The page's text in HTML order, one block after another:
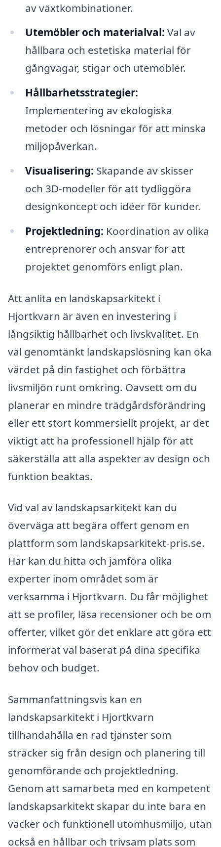
av växtkombinationer.
Utemöbler och materialval: Val av
hållbara och estetiska material för
gångvägar, stigar och utemöbler.
Hållbarhetsstrategier:
Implementering av ekologiska
metoder och lösningar för att minska
miljöpåverkan.
Visualisering: Skapande av skisser
och 3D-modeller för att tydliggöra
designkoncept och idéer för kunder.
Projektledning: Koordination av olika
entreprenörer och ansvar för att
projektet genomförs enligt plan.
Att anlita en landskapsarkitekt i
Hjortkvarn är även en investering i
långsiktig hållbarhet och livskvalitet. En
väl genomtänkt landskapslösning kan öka
värdet på din fastighet och förbättra
livsmiljön runt omkring. Oavsett om du
planerar en mindre trädgårdsförändring
eller ett stort kommersiellt projekt, är det
viktigt att ha professionell hjälp för att
säkerställa att alla aspekter av design och
funktion beaktas.
Vid val av landskapsarkitekt kan du
överväga att begära offert genom en
plattform som landskapsarkitekt-pris.se.
Här kan du hitta och jämföra olika
experter inom området som är
verksamma i Hjortkvarn. Du får möjlighet
att se profiler, läsa recensioner och be om
offerter, vilket gör det enklare att göra ett
informerat val baserat på dina specifika
behov och budget.
Sammanfattningsvis kan en
landskapsarkitekt i Hjortkvarn
tillhandahålla en rad tjänster som
sträcker sig från design och planering till
genomförande och projektledning.
Genom att samarbeta med en kompetent
landskapsarkitekt skapar du inte bara en
vacker och funktionell utomhusmiljö, utan
också en hållbar och trivsam plats som